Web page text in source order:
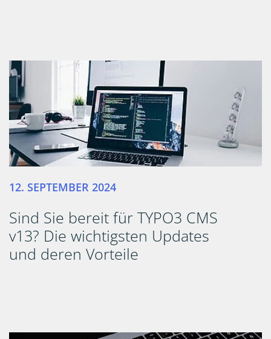
12. SEPTEMBER 2024
Sind Sie bereit für TYPO3 CMS
v13? Die wichtigsten Updates
und deren Vorteile